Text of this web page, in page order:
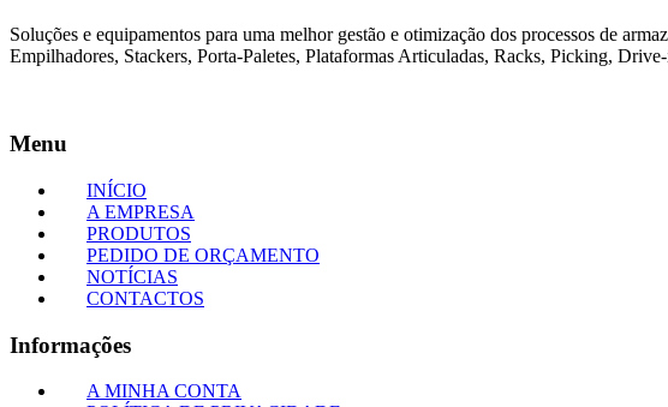
Soluções e equipamentos para uma melhor gestão e otimização dos processos de
Empilhadores, Stackers, Porta-Paletes, Plataformas Articuladas, Racks, Picking,
Menu
INÍCIO
A EMPRESA
PRODUTOS
PEDIDO DE ORÇAMENTO
NOTÍCIAS
CONTACTOS
Informações
A MINHA CONTA